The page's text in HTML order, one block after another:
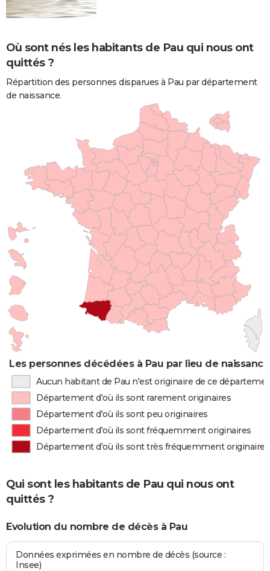
Où sont nés les habitants de Pau qui nous ont
quittés ?
Répartition des personnes disparues à Pau par département
de naissance.
Les personnes décédées à Pau par lieu de naissance
Aucun habitant de Pau n'est originaire de ce
Département d'où ils sont rarement originaires
Département d'où ils sont peu originaires
Département d'où ils sont fréquemment originaires
Département d'où ils sont très fréquemment originaires
Qui sont les habitants de Pau qui nous ont
quittés ?
Evolution du nombre de décès à Pau
Données exprimées en nombre de décès (source :
Insee)